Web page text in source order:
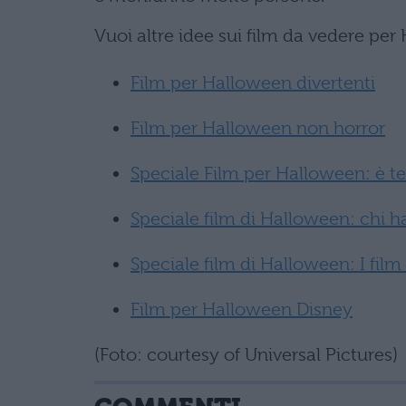
Vuoi altre idee sui film da vedere
Film per Halloween divertenti
Film per Halloween non horror
Speciale Film per Halloween: è
Speciale film di Halloween: chi
Speciale film di Halloween: I
Film per Halloween Disney
(Foto: courtesy of Universal Pictures)